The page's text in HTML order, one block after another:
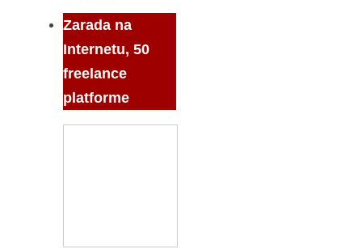
Zarada na
Internetu, 50
freelance
platforme